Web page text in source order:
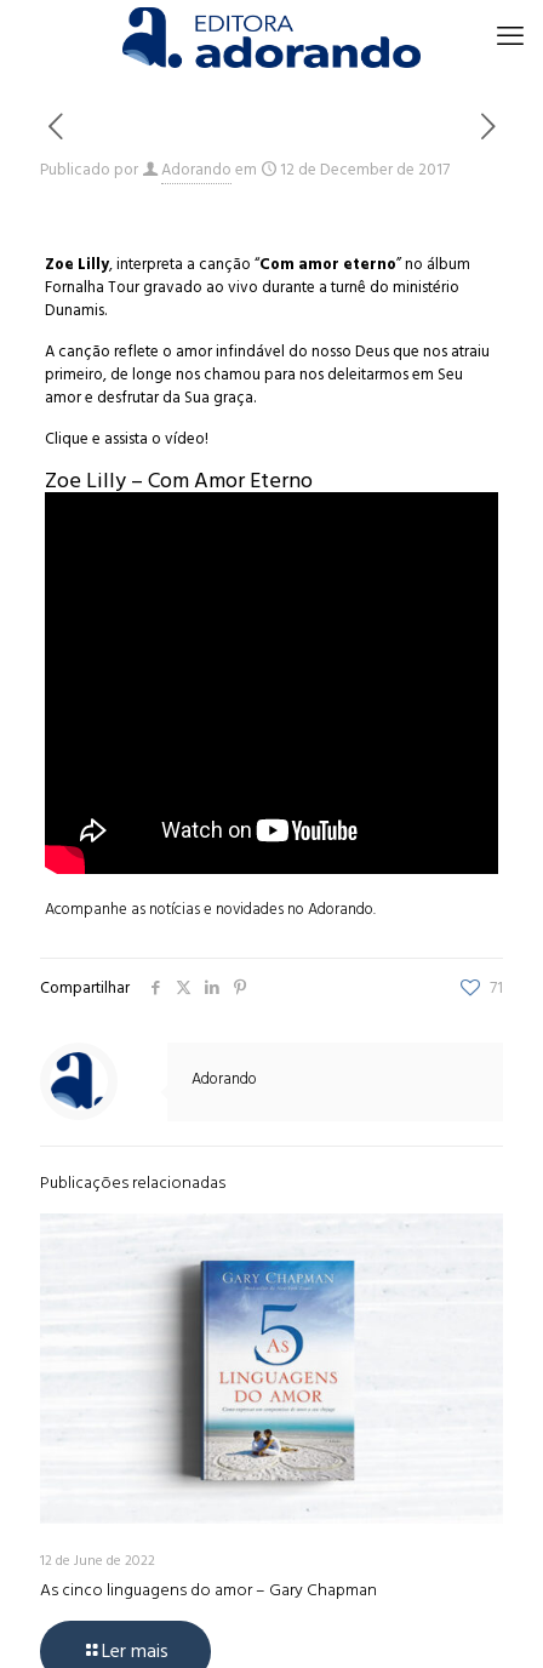
Publicado por Adorandoem 12 de December de 2017
Zoe Lilly, interpreta a canção “Com amor eterno” no álbum
Fornalha Tour gravado ao vivo durante a turnê do ministério
Dunamis.
A canção reflete o amor infindável do nosso Deus que nos atraiu
primeiro, de longe nos chamou para nos deleitarmos em Seu
amor e desfrutar da Sua graça.
Clique e assista o vídeo!
Zoe Lilly – Com Amor Eterno
Acompanhe as notícias e novidades no Adorando.
Compartilhar 71
Adorando
Publicações relacionadas
12 de June de 2022
As cinco linguagens do amor – Gary Chapman
Ler mais